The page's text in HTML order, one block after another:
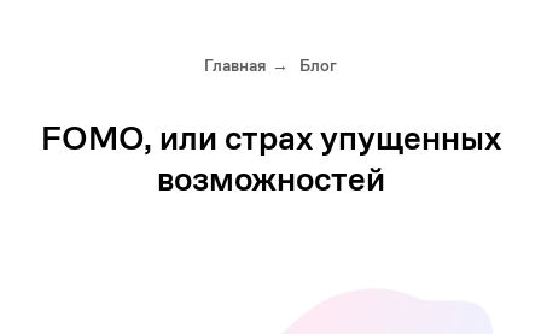
Главная → Блог
FOMO, или страх упущенных
возможностей